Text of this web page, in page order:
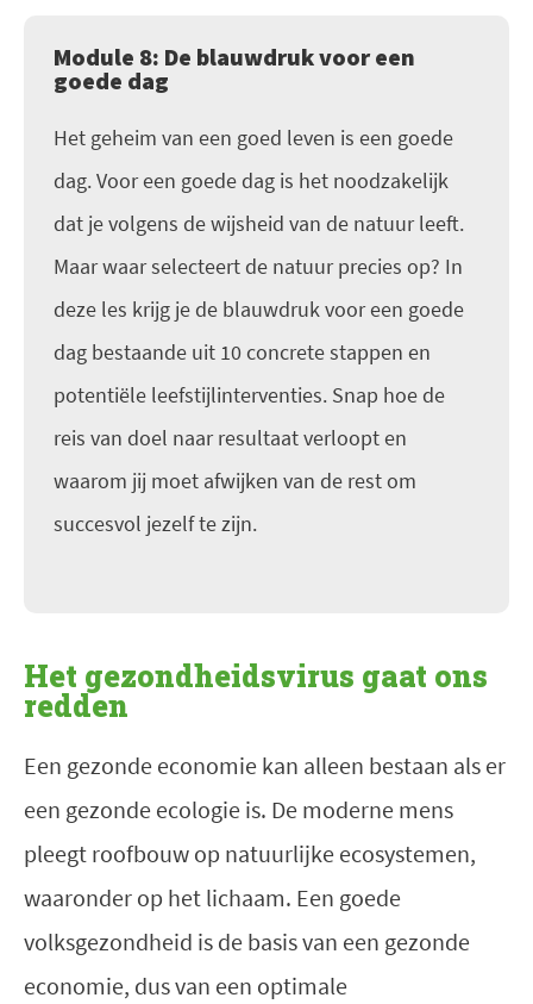
Module 8: De blauwdruk voor een
goede dag
Het geheim van een goed leven is een goede
dag. Voor een goede dag is het noodzakelijk
dat je volgens de wijsheid van de natuur leeft.
Maar waar selecteert de natuur precies op? In
deze les krijg je de blauwdruk voor een goede
dag bestaande uit 10 concrete stappen en
potentiële leefstijlinterventies. Snap hoe de
reis van doel naar resultaat verloopt en
waarom jij moet afwijken van de rest om
succesvol jezelf te zijn.
Het gezondheidsvirus gaat ons
redden
Een gezonde economie kan alleen bestaan als er
een gezonde ecologie is. De moderne mens
pleegt roofbouw op natuurlijke ecosystemen,
waaronder op het lichaam. Een goede
volksgezondheid is de basis van een gezonde
economie, dus van een optimale